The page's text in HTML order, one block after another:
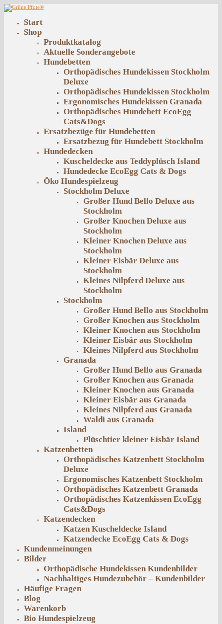
Start
Shop
Produktkatalog
Aktuelle Sonderangebote
Hundebetten
Orthopädisches Hundekissen Stockholm
Deluxe
Orthopädisches Hundekissen Stockholm
Ergonomisches Hundekissen Granada
Orthopädisches Hundebett EcoEgg
Cats&Dogs
Ersatzbezüge für Hundebetten
Ersatzbezug für Hundebett Stockholm
Hundedecken
Kuscheldecke aus Teddyplüsch Island
Hundedecke EcoEgg Cats & Dogs
Öko Hundespielzeug
Stockholm Deluxe
Großer Hund Bello Deluxe aus
Stockholm
Großer Knochen Deluxe aus
Stockholm
Kleiner Knochen Deluxe aus
Stockholm
Kleiner Eisbär Deluxe aus
Stockholm
Kleines Nilpferd Deluxe aus
Stockholm
Stockholm
Großer Hund Bello aus Stockholm
Großer Knochen aus Stockholm
Kleiner Knochen aus Stockholm
Kleiner Eisbär aus Stockholm
Kleines Nilpferd aus Stockholm
Granada
Großer Hund Bello aus Granada
Großer Knochen aus Granada
Kleiner Knochen aus Granada
Kleiner Eisbär aus Granada
Kleines Nilpferd aus Granada
Waldi aus Granada
Island
Plüschtier kleiner Eisbär Island
Katzenbetten
Orthopädisches Katzenbett Stockholm
Deluxe
Ergonomisches Katzenbett Stockholm
Orthopädisches Katzenbett Granada
Orthopädisches Katzenkissen EcoEgg
Cats&Dogs
Katzendecken
Katzen Kuscheldecke Island
Katzendecke EcoEgg Cats & Dogs
Kundenmeinungen
Bilder
Orthopädische Hundekissen Kundenbilder
Nachhaltiges Hundezubehör – Kundenbilder
Häufige Fragen
Blog
Warenkorb
Bio Hundespielzeug